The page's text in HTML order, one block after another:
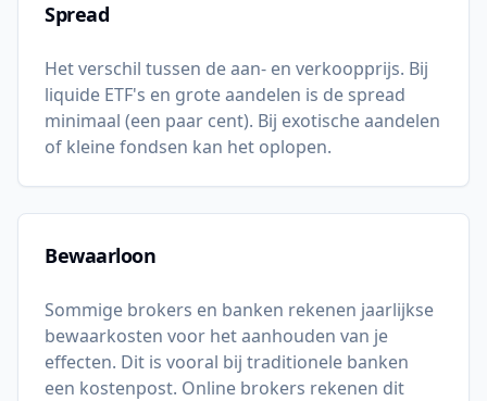
Spread
Het verschil tussen de aan- en verkoopprijs. Bij
liquide ETF's en grote aandelen is de spread
minimaal (een paar cent). Bij exotische aandelen
of kleine fondsen kan het oplopen.
Bewaarloon
Sommige brokers en banken rekenen jaarlijkse
bewaarkosten voor het aanhouden van je
effecten. Dit is vooral bij traditionele banken
een kostenpost. Online brokers rekenen dit